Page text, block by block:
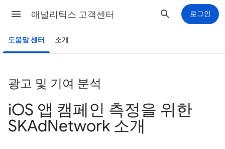
애널리틱스 고객센터 로그인
도움말 센터 소개
광고 및 기여 분석
iOS 앱 캠페인 측정을 위한
SKAdNetwork 소개